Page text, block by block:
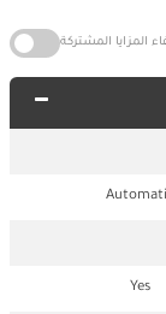
المزايا المشتركة
Yes